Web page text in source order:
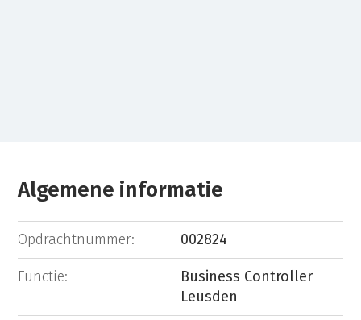
Algemene informatie
Opdrachtnummer: 002824
Functie:
Business Controller
Leusden